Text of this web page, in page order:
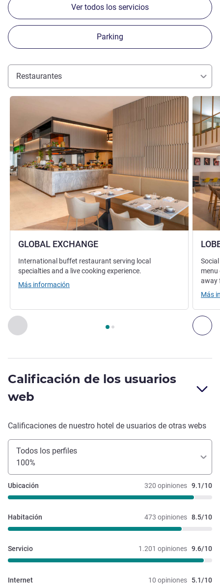
Ver todos los servicios
Parking
Restaurantes
Anterior - Restaurante
Página , Restaurante 1 : GLOBAL EXCHANGE ,
GLOBAL EXCHANGE
Más información
International buffet restaurant serving local
specialties and a live cooking experience.
Más información
Más
menu
away
Más
Calificación de los usuarios
web
Calificaciones de nuestro hotel de usuarios de otras webs
Todos los perfiles
100%
320 opiniones 9.1/10
Ubicación
473 opiniones 8.5/10
Habitación
1.201 opiniones 9.6/10
Servicio
10 opiniones 5.1/10
Internet